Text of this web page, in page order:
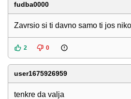
fudba0000
Zavrsio si ti davno samo ti jos
2 0
user1675926959
tenkre da valja